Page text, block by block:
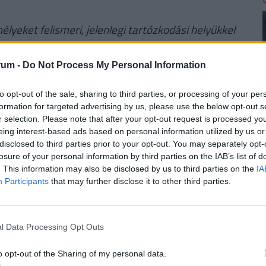
- Do Not Process My Personal Information
opt-out of the sale, sharing to third parties, or processing of your
for targeted advertising by us, please use the below opt-out
selection. Please note that after your opt-out request is processed
interest-based ads based on personal information utilized by us
to third parties prior to your opt-out. You may separately
of your personal information by third parties on the IAB’s list of
This information may also be disclosed by us to third parties on the
Participants that may further disclose it to other third parties.
Data Processing Opt Outs
opt-out of the Sharing of my personal data.
felismeri, jelenlegi tartózkodási helyükkel
hívja a 373-1000/ 45-217 telefonszámot,
az ingyenesen hívható 06-80-555-111
segélyhívó telefonszámok valamelyikén.